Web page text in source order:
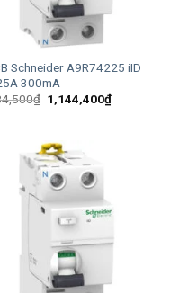
Schneider A9R74225 iID
300mA
₫ Giá
gốc
1,144,400₫Giá
hiện